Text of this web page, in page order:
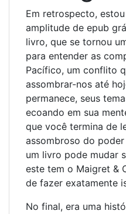
Em retrospecto,
amplitude de epub
livro, que se tornou
para entender as
Pacífico, um conflito
assombrar-nos até
permanece, seus
ecoando em sua
que você termina de
assombroso do
um livro pode mudar
este tem o Maigret &
de fazer exatamente
No final, era uma